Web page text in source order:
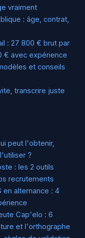
vraiment
: âge, contrat,
: 27 800 € brut par
€ avec expérience
et conseils
transcrire juste
peut l'obtenir,
?
: les 2 outils
recrutements
en alternance : 4
Cap'elo : 6
et l'orthographe